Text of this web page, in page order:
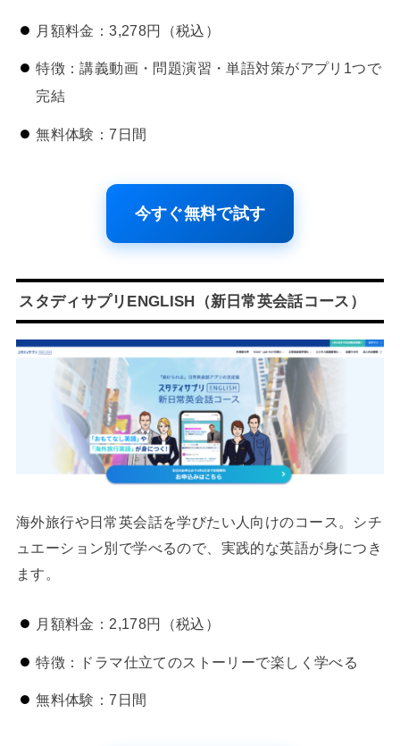
月額料金：3,278円（税込）
特徴：講義動画・問題演習・単語対策がアプリ1つで
完結
無料体験：7日間
今すぐ無料で試す
スタディサプリENGLISH（新日常英会話コース）
海外旅行や日常英会話を学びたい人向けのコース。シチ
ュエーション別で学べるので、実践的な英語が身につき
ます。
月額料金：2,178円（税込）
特徴：ドラマ仕立てのストーリーで楽しく学べる
無料体験：7日間